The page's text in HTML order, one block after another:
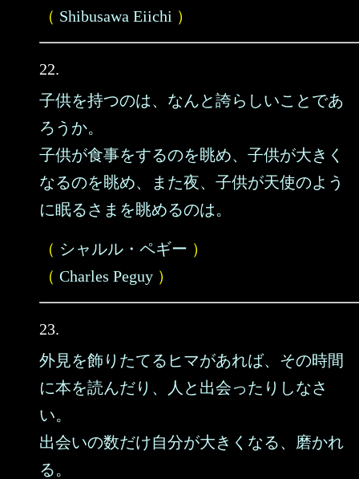
（ Shibusawa Eiichi ）
22.
子供を持つのは、なんと誇らしいことであ
ろうか。
子供が食事をするのを眺め、子供が大きく
なるのを眺め、また夜、子供が天使のよう
に眠るさまを眺めるのは。
（ シャルル・ペギー ）
（ Charles Peguy ）
23.
外見を飾りたてるヒマがあれば、その時間
に本を読んだり、人と出会ったりしなさ
い。
出会いの数だけ自分が大きくなる、磨かれ
る。